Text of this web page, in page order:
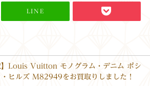
LINE
】Louis Vuitton モノグラム・デニム ポシ
・ヒルズ M82949をお買取りしました！